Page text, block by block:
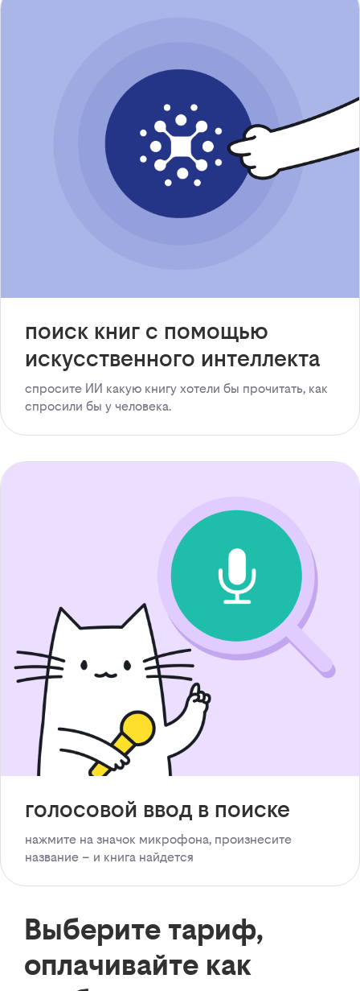
поиск книг с помощью
искусственного интеллекта
спросите ИИ какую книгу хотели бы прочитать, как
спросили бы у человека.
голосовой ввод в поиске
нажмите на значок микрофона, произнесите
название – и книга найдется
Выберите тариф,
оплачивайте как